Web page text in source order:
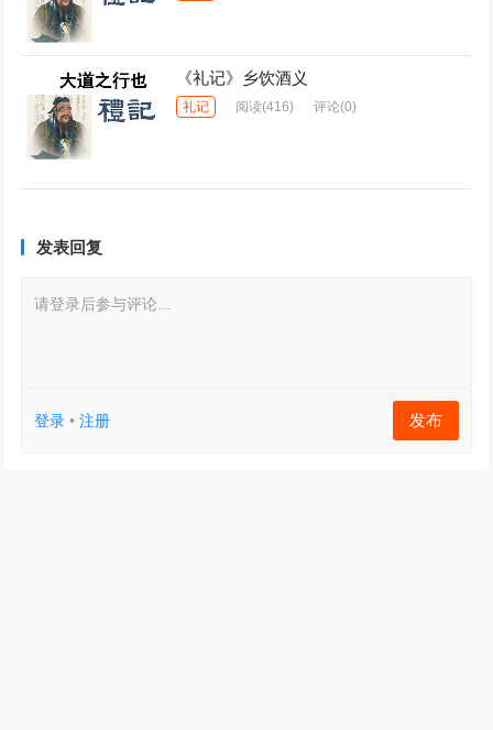
《礼记》乡饮酒义
礼记 阅读(416) 评论(0)
发表回复
请登录后参与评论...
登录 •注册 发布